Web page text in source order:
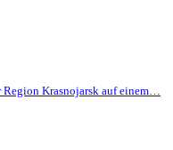
Krasnojarsk auf einem…